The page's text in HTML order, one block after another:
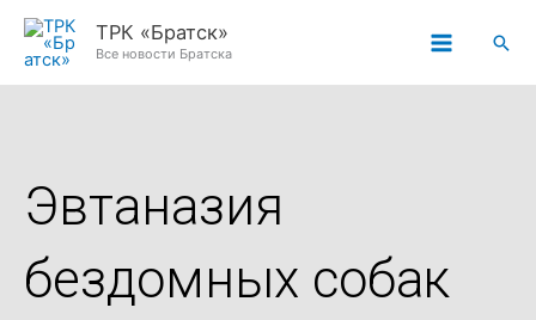
Перейти
ТРК «Братск»
Все новости Братска
Эвтаназия
бездомных собак